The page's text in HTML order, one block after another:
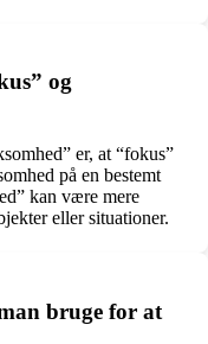
og
er, at “fokus”
på en bestemt
kan være mere
eller situationer.
bruge for at